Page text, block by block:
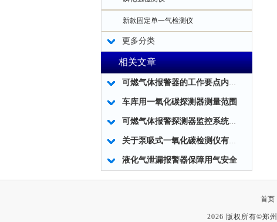
新款固定单一气检测仪
更多分类
相关文章
可燃气体报警器的工作要点内容和优化工作
车库用一氧化碳探测器测量范围
可燃气体报警探测器监控系统的调试要求
关于泵吸式一氧化碳检测仪有哪些注意事项呢?
液化气泄漏报警器保障用气安全
首页
2026 版权所有©郑